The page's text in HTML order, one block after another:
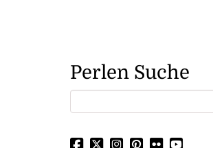
Perlen Suche